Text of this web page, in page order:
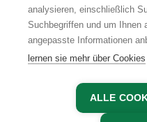
AGB
analysieren, einschließlich
Suchbegriffen und um Ihnen
angepasste Informationen
lernen sie mehr über Cookies
ALLE